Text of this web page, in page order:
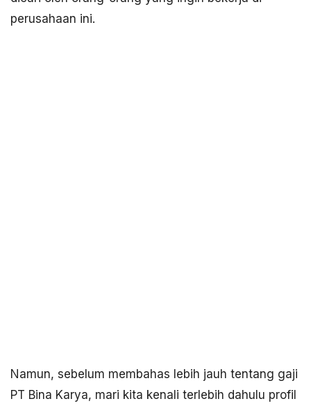
perusahaan ini.
Namun, sebelum membahas lebih jauh tentang gaji
PT Bina Karya, mari kita kenali terlebih dahulu profil